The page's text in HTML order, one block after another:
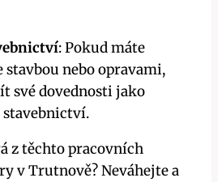
: Pokud máte
stavbou nebo opravami,
své dovednosti jako
z těchto pracovních
v Trutnově? Neváhejte a